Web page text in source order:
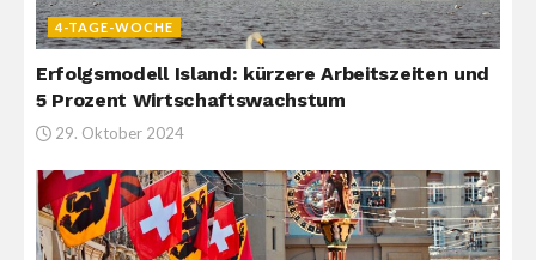
4-TAGE-WOCHE
Erfolgsmodell Island: kürzere Arbeitszeiten und
5 Prozent Wirtschaftswachstum
29. Oktober 2024